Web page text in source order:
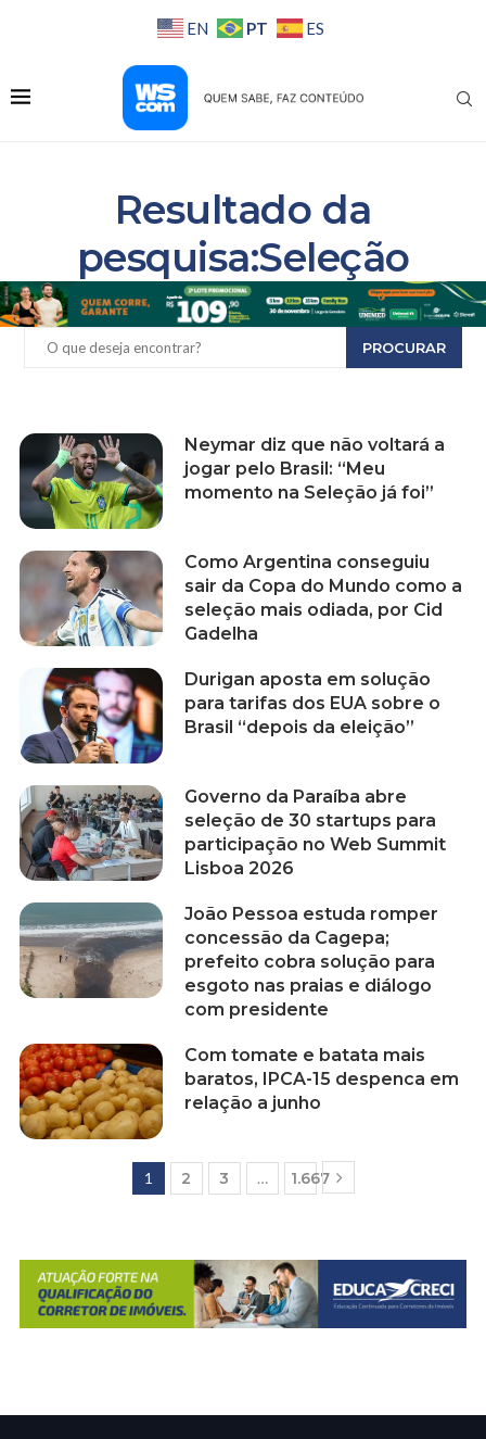
EN PT ES
Resultado da
pesquisa:Seleção
PROCURAR
Neymar diz que não voltará a
jogar pelo Brasil: “Meu
momento na Seleção já foi”
Como Argentina conseguiu
sair da Copa do Mundo como a
seleção mais odiada, por Cid
Gadelha
Durigan aposta em solução
para tarifas dos EUA sobre o
Brasil “depois da eleição”
Governo da Paraíba abre
seleção de 30 startups para
participação no Web Summit
Lisboa 2026
João Pessoa estuda romper
concessão da Cagepa;
prefeito cobra solução para
esgoto nas praias e diálogo
com presidente
Com tomate e batata mais
baratos, IPCA-15 despenca em
relação a junho
1 2 3 … 1.667